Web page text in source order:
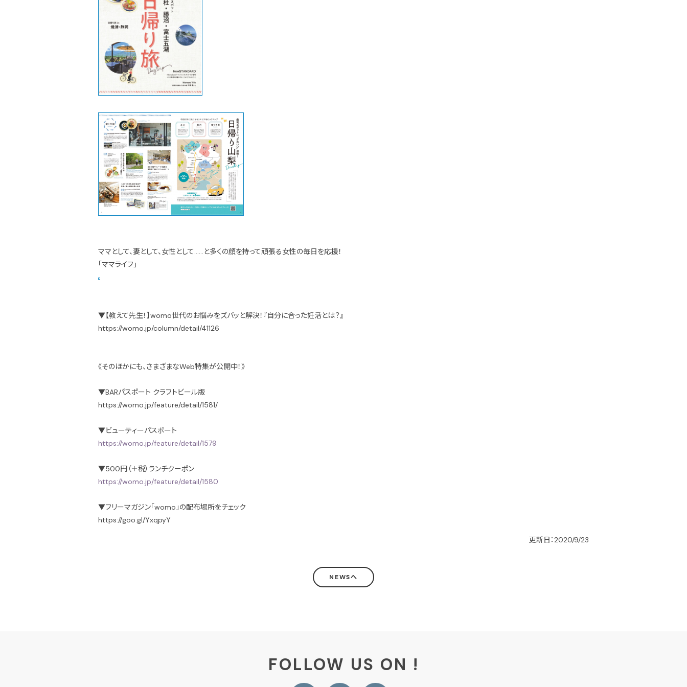
ママとして、妻として、女性として……と多くの顔を持って頑張る女性の毎日を応援！
「ママライフ」
▼【教えて先生！】womo世代のお悩みをズバッと解決！『自分に合った妊活とは？』
https://womo.jp/column/detail/41126
《そのほかにも、さまざまなWeb特集が公開中！》
▼BARパスポート クラフトビール版
https://womo.jp/feature/detail/1581/
▼ビューティーパスポート
https://womo.jp/feature/detail/1579
▼500円（＋税）ランチクーポン
https://womo.jp/feature/detail/1580
▼フリーマガジン「womo」の配布場所をチェック
https://goo.gl/YxqpyY
更新日：2020/9/23
NEWSへ
FOLLOW US ON !